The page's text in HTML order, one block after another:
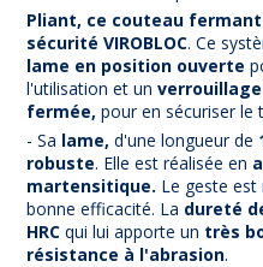
Pliant, ce couteau fermant
sécurité VIROBLOC. Ce
lame en position ouverte
l'utilisation et un
fermée, pour en sécuriser le
- Sa lame, d'une longueur de
robuste. Elle est réalisée en
martensitique. Le geste
bonne efficacité. La dureté
HRC qui lui apporte un très
résistance à l'abrasion.